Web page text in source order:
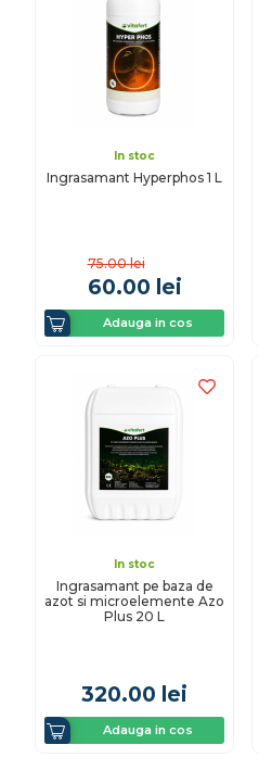
In stoc
Ingrasamant Hyperphos 1 L
75.00 lei
60.00 lei
Adauga in cos
In stoc
Ingrasamant pe baza de
azot si microelemente Azo
Plus 20 L
320.00 lei
Adauga in cos